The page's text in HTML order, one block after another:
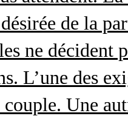
de la
ne décident
L’une des
couple. Une